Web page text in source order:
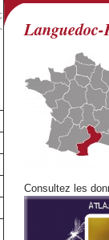
Consultez les